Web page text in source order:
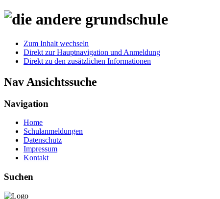
Zum Inhalt wechseln
Direkt zur Hauptnavigation und Anmeldung
Direkt zu den zusätzlichen Informationen
Nav Ansichtssuche
Navigation
Home
Schulanmeldungen
Datenschutz
Impressum
Kontakt
Suchen